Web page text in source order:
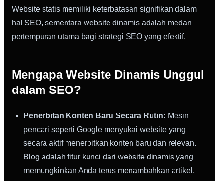
Website statis memiliki keterbatasan signifikan dalam
hal SEO, sementara website dinamis adalah medan
pertempuran utama bagi strategi SEO yang efektif.
Mengapa Website Dinamis Unggul
dalam SEO?
Penerbitan Konten Baru Secara Rutin: Mesin
pencari seperti Google menyukai website yang
secara aktif menerbitkan konten baru dan relevan.
Blog adalah fitur kunci dari website dinamis yang
memungkinkan Anda terus menambahkan artikel,